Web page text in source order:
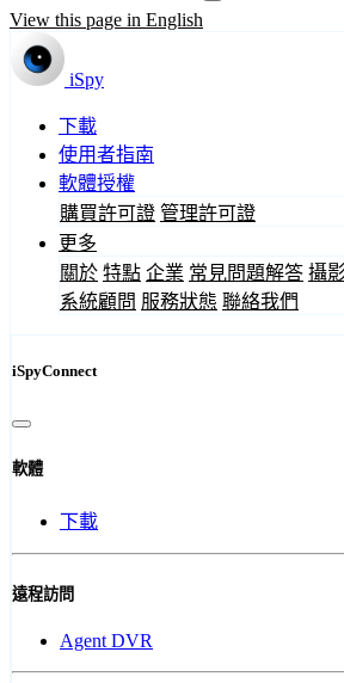
View this page in English
iSpy
下載
使用者指南
軟體授權
購買許可證 管理許可證
更多
關於 特點 企業 常見問題解答 攝
系統顧問 服務狀態 聯絡我們
iSpyConnect
軟體
下載
遠程訪問
Agent DVR